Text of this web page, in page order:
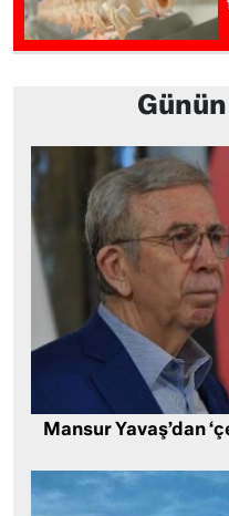
Mansur Yavaş’dan